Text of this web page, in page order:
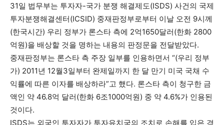
31일 법무부는 투자자-국가 분쟁 해결제도(ISDS) 사건의 국제
투자분쟁해결센터(ICSID) 중재판정부로부터 이날 오전 9시께
(한국시간) 우리 정부가 론스타 측에 2억1650달러(한화 2800
억원)을 배상할 것을 명하는 내용의 판정문을 전달받았다.
중재판정부는 론스타 측 주장 일부를 인용하면서 “(우리 정부
가) 2011년 12월3일부터 완제일까지 한 달 만기 미국 국채 수
익률에 따른 이자를 배상하라”고 했다. 론스타 측이 청구한 금
액인 약 46.8억 달러(한화 6조1000억원) 중 약 4.6%가 인용된
것이다.
ISDS는 외국인 투자자가 투자유치국의 조치로 손해를 입은 경